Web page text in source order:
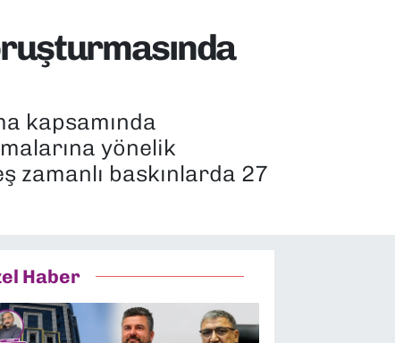
kapsamında
yönelik
zamanlı baskınlarda 27
Haber